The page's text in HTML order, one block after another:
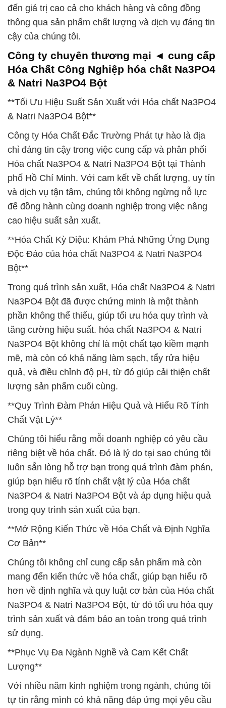
đến giá trị cao cả cho khách hàng và công đồng
thông qua sản phẩm chất lượng và dịch vụ đáng tin
cậy của chúng tôi.
Công ty chuyên thương mại ◄ cung cấp
Hóa Chất Công Nghiệp hóa chất Na3PO4
& Natri Na3PO4 Bột
**Tối Ưu Hiệu Suất Sản Xuất với Hóa chất Na3PO4
& Natri Na3PO4 Bột**
Công ty Hóa Chất Đắc Trường Phát tự hào là địa
chỉ đáng tin cậy trong việc cung cấp và phân phối
Hóa chất Na3PO4 & Natri Na3PO4 Bột tại Thành
phố Hồ Chí Minh. Với cam kết về chất lượng, uy tín
và dịch vụ tận tâm, chúng tôi không ngừng nỗ lực
để đồng hành cùng doanh nghiệp trong việc nâng
cao hiệu suất sản xuất.
**Hóa Chất Kỳ Diệu: Khám Phá Những Ứng Dụng
Độc Đáo của hóa chất Na3PO4 & Natri Na3PO4
Bột**
Trong quá trình sản xuất, Hóa chất Na3PO4 & Natri
Na3PO4 Bột đã được chứng minh là một thành
phần không thể thiếu, giúp tối ưu hóa quy trình và
tăng cường hiệu suất. hóa chất Na3PO4 & Natri
Na3PO4 Bột không chỉ là một chất tạo kiềm mạnh
mẽ, mà còn có khả năng làm sạch, tẩy rửa hiệu
quả, và điều chỉnh độ pH, từ đó giúp cải thiện chất
lượng sản phẩm cuối cùng.
**Quy Trình Đàm Phán Hiệu Quả và Hiểu Rõ Tính
Chất Vật Lý**
Chúng tôi hiểu rằng mỗi doanh nghiệp có yêu cầu
riêng biệt về hóa chất. Đó là lý do tại sao chúng tôi
luôn sẵn lòng hỗ trợ bạn trong quá trình đàm phán,
giúp bạn hiểu rõ tính chất vật lý của Hóa chất
Na3PO4 & Natri Na3PO4 Bột và áp dụng hiệu quả
trong quy trình sản xuất của bạn.
**Mở Rộng Kiến Thức về Hóa Chất và Định Nghĩa
Cơ Bản**
Chúng tôi không chỉ cung cấp sản phẩm mà còn
mang đến kiến thức về hóa chất, giúp bạn hiểu rõ
hơn về định nghĩa và quy luật cơ bản của Hóa chất
Na3PO4 & Natri Na3PO4 Bột, từ đó tối ưu hóa quy
trình sản xuất và đảm bảo an toàn trong quá trình
sử dụng.
**Phục Vụ Đa Ngành Nghề và Cam Kết Chất
Lượng**
Với nhiều năm kinh nghiệm trong ngành, chúng tôi
tự tin rằng mình có khả năng đáp ứng mọi yêu cầu